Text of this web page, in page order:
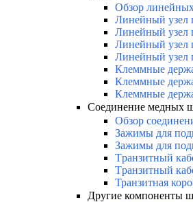
Обзор
Линейный узел
Линейный узел
Линейный узел
Линейный узел
Клеммные
Клеммные
Клеммные
Соединение медных
Обзор
Зажимы для
Зажимы для
Tранзитный
Tранзитный
Транзитная
Другие компоненты